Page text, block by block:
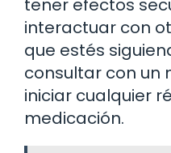
tener efectos
interactuar con
que estés
consultar con un
iniciar cualquier
medicación.